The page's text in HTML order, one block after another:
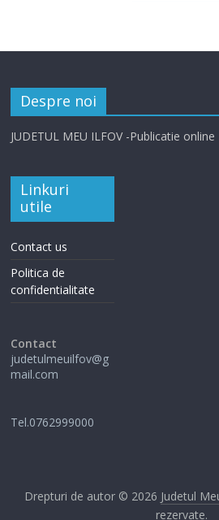
Despre noi
JUDETUL MEU ILFOV -Publicatie online
Linkuri
utile
Contact us
Politica de
confidentialitate
Contact
judetulmeuilfov@g
mail.com
Tel.0762999000
Drepturi de autor © 2026 Judetul
rezervate.